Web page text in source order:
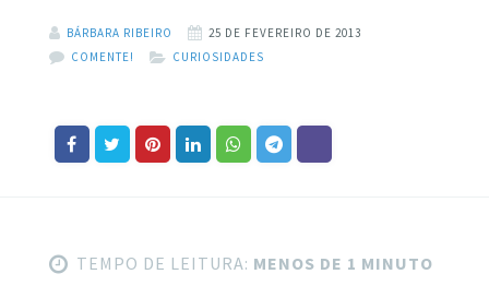
BÁRBARA RIBEIRO
25 DE FEVEREIRO DE 2013
COMENTE!
CURIOSIDADES
TEMPO DE LEITURA: MENOS DE 1 MINUTO